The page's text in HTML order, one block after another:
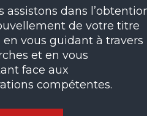
assistons dans
de votre titre
en vous guidant à travers
et en vous
face aux
compétentes.